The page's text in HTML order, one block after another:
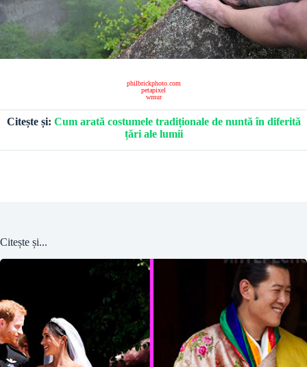
philbrickphoto.com
petapixel
wmur
Citește și: Cum arată costumele tradiționale de nuntă în diferită
țări ale lumii
Citește și...